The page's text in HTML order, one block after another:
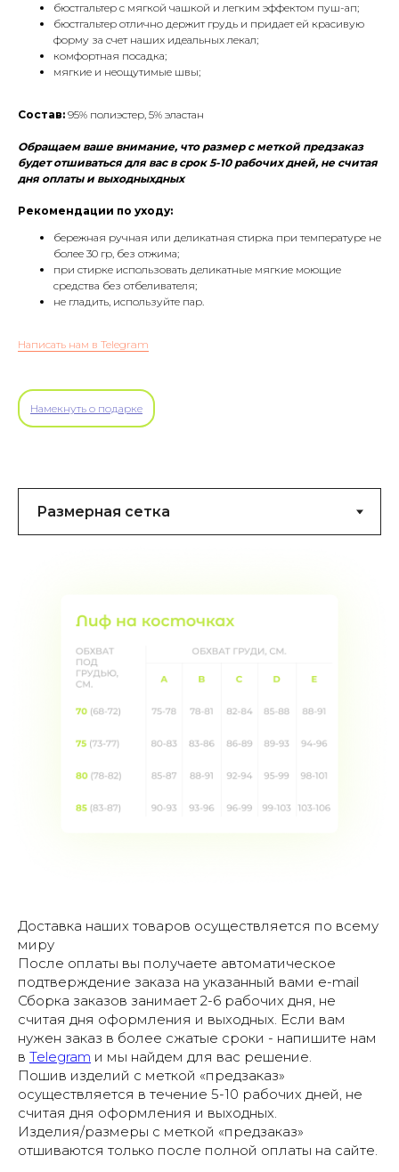
бюстгальтер с мягкой чашкой и легким эффектом пуш-ап;
бюстгальтер отлично держит грудь и придает ей красивую
форму за счет наших идеальных лекал;
комфортная посадка;
мягкие и неощутимые швы;
Состав: 95% полиэстер, 5% эластан
Обращаем ваше внимание, что размер с меткой предзаказ
будет отшиваться для вас в срок 5-10 рабочих дней, не считая
дня оплаты и выходныхдных
Рекомендации по уходу:
бережная ручная или деликатная стирка при температуре не
более 30 гр, без отжима;
при стирке использовать деликатные мягкие моющие
средства без отбеливателя;
не гладить, используйте пар.
Написать нам в Telegram
Намекнуть о подарке
Доставка наших товаров осуществляется по всему
миру
После оплаты вы получаете автоматическое
подтверждение заказа на указанный вами e-mail
Сборка заказов занимает 2-6 рабочих дня, не
считая дня оформления и выходных. Если вам
нужен заказ в более сжатые сроки - напишите нам
в Telegram и мы найдем для вас решение.
Пошив изделий с меткой «предзаказ»
осуществляется в течение 5-10 рабочих дней, не
считая дня оформления и выходных.
Изделия/размеры с меткой «предзаказ»
отшиваются только после полной оплаты на сайте.